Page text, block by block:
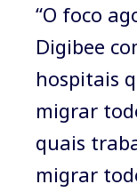
“O foco
Digibee
hospitais
migrar
quais
migrar